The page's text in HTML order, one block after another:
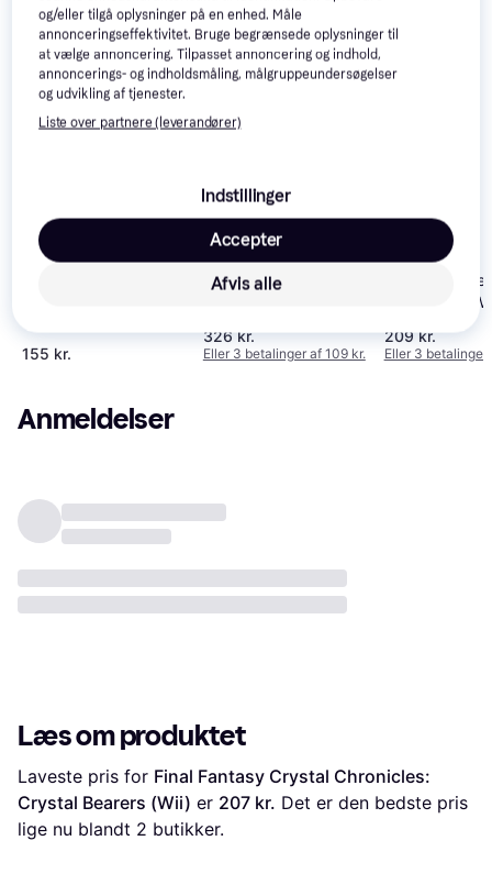
155 kr.
Metroid: Other M
326 kr.
Eller 3 betalinger af 109 kr.
Trauma
New Blood
209 kr.
Eller 3 betalinger
Anmeldelser
Læs om produktet
Laveste pris for Final Fantasy Crystal Chronicles:
Crystal Bearers (Wii) er 207 kr. Det er den bedste pris
lige nu blandt 2 butikker.
og/eller tilgå oplysninger på en enhed. Måle
annonceringseffektivitet. Bruge begrænsede oplysninger til
at vælge annoncering. Tilpasset annoncering og indhold,
annoncerings- og indholdsmåling, målgruppeundersøgelser
og udvikling af tjenester.
Liste over partnere (leverandører)
Indstillinger
Afvis alle
Accepter